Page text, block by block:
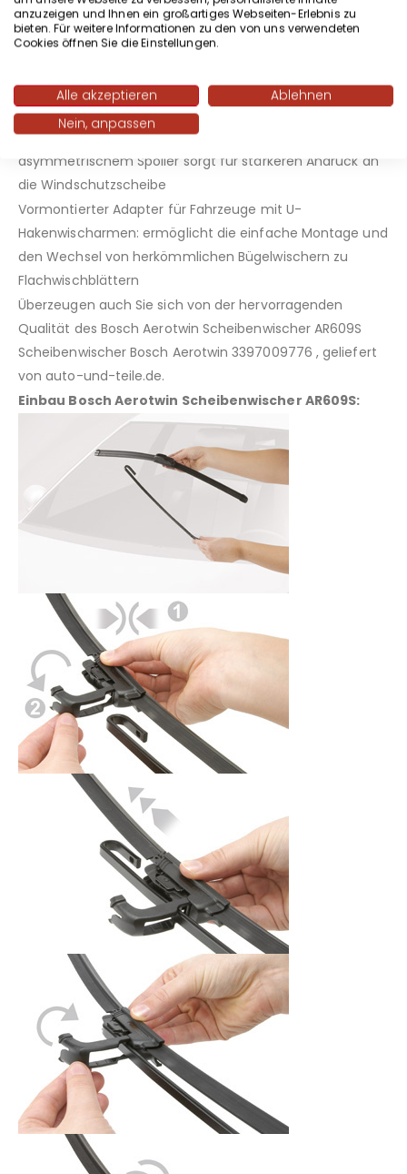
hartnäckigen Schmutz zu entfernen und eine
hervorragende, saubere und klare Sicht auf der
Schlankes glattes Design verhindert Eisansammlung: für
eine verbesserte Winterperformance
Schlankes, aerodynamisches Design mit
asymmetrischem Spoiler sorgt für stärkeren Andruck an
die Windschutzscheibe
Vormontierter Adapter für Fahrzeuge mit U-
Hakenwischarmen: ermöglicht die einfache Montage und
den Wechsel von herkömmlichen Bügelwischern zu
Flachwischblättern
Überzeugen auch Sie sich von der hervorragenden
Qualität des Bosch Aerotwin Scheibenwischer AR609S
Scheibenwischer Bosch Aerotwin 3397009776 , geliefert
von auto-und-teile.de.
Einbau Bosch Aerotwin Scheibenwischer AR609S:
anzuzeigen und Ihnen ein großartiges Webseiten-Erlebnis zu
bieten. Für weitere Informationen zu den von uns verwendeten
Cookies öffnen Sie die Einstellungen.
Alle akzeptieren
Ablehnen
Nein, anpassen